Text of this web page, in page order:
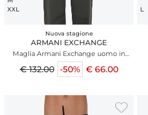
XXL
Nuova stagione
ARMANI EXCHANGE
Maglia Armani Exchange uomo in
cotone verde kaki
€ 132.00 -50% € 66.00
L